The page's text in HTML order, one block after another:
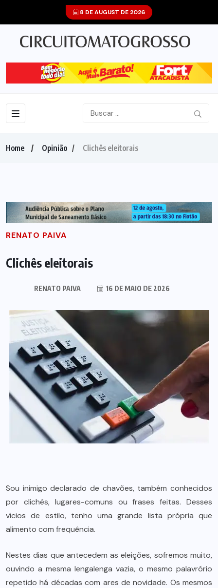
8 DE AUGUST DE 2026
Home Opinião Clichês eleitorais
RENATO PAIVA
Clichês eleitorais
RENATO PAIVA 16 DE MAIO DE 2026
Sou inimigo declarado de chavões, também conhecidos
por clichês, lugares-comuns ou frases feitas. Desses
vícios de estilo, tenho uma grande lista própria que
alimento com frequência.
Nestes dias que antecedem as eleições, sofremos muito,
ouvindo a mesma lengalenga vazia, o mesmo palavrório
repetido há décadas com ares de novidade. Os mesmos